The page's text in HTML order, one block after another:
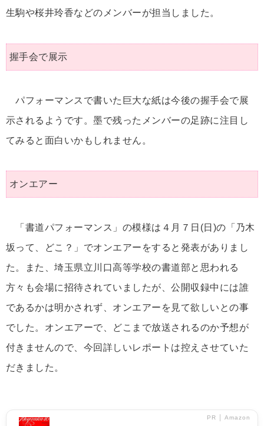
生駒や桜井玲香などのメンバーが担当しました。
握手会で展示
パフォーマンスで書いた巨大な紙は今後の握手会で展
示されるようです。墨で残ったメンバーの足跡に注目し
てみると面白いかもしれません。
オンエアー
「書道パフォーマンス」の模様は４月７日(日)の「乃木
坂って、どこ？」でオンエアーをすると発表がありまし
た。また、埼玉県立川口高等学校の書道部と思われる
方々も会場に招待されていましたが、公開収録中には誰
であるかは明かされず、オンエアーを見て欲しいとの事
でした。オンエアーで、どこまで放送されるのか予想が
付きませんので、今回詳しいレポートは控えさせていた
だきました。
PR │ Amazon